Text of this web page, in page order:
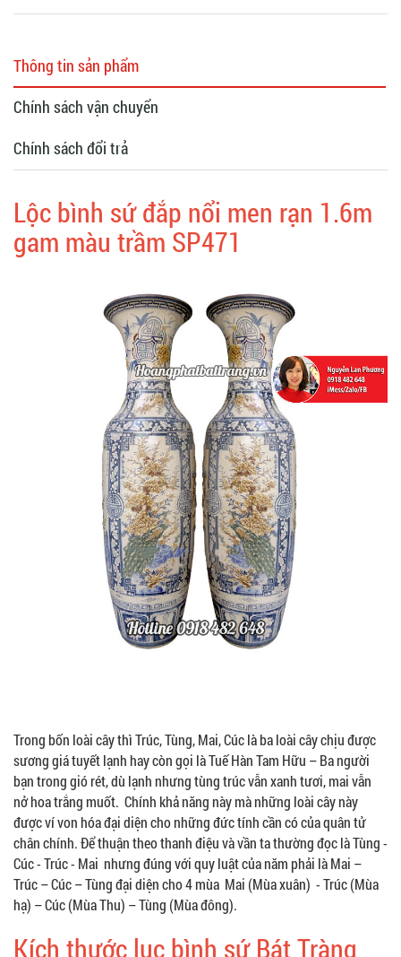
Thông tin sản phẩm
Chính sách vận chuyển
Chính sách đổi trả
Lộc bình sứ đắp nổi men rạn 1.6m
gam màu trầm SP471
Trong bốn loài cây thì Trúc, Tùng, Mai, Cúc là ba loài cây chịu được
sương giá tuyết lạnh hay còn gọi là Tuế Hàn Tam Hữu – Ba người
bạn trong gió rét, dù lạnh nhưng tùng trúc vẫn xanh tươi, mai vẫn
nở hoa trắng muốt. Chính khả năng này mà những loài cây này
được ví von hóa đại diện cho những đức tính cần có của quân tử
chân chính. Để thuận theo thanh điệu và vần ta thường đọc là Tùng -
Cúc - Trúc - Mai nhưng đúng với quy luật của năm phải là Mai –
Trúc – Cúc – Tùng đại diện cho 4 mùa Mai (Mùa xuân) - Trúc (Mùa
hạ) – Cúc (Mùa Thu) – Tùng (Mùa đông).
Kích thước lục bình sứ Bát Tràng